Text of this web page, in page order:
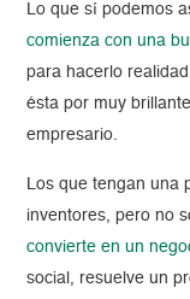
Lo que sí podemos
comienza con una
para hacerlo
ésta por muy
empresario.
Los que tengan una
inventores, pero no
convierte en un
social, resuelve un